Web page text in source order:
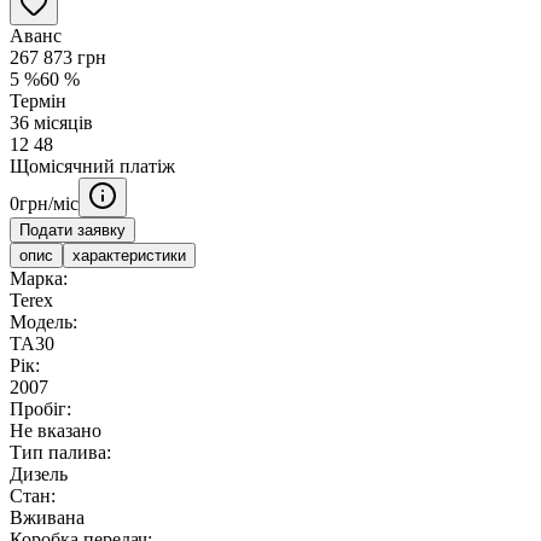
Аванс
267 873 грн
5 %60 %
Термін
36 місяців
12 48
Щомісячний платіж
0грн/міс
Подати заявку
опис
характеристики
Марка:
Terex
Модель:
TA30
Рік:
2007
Пробіг:
Не вказано
Тип палива:
Дизель
Стан:
Вживана